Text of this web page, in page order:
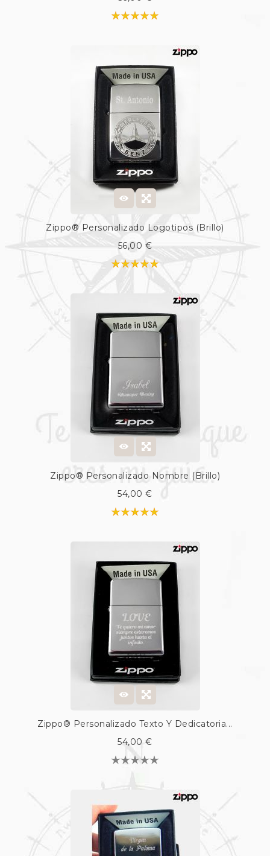
Zippo® Personalizado Logotipos (Brillo)
56,00 €
Zippo® Personalizado Nombre (Brillo)
54,00 €
Zippo® Personalizado Texto Y Dedicatoria...
54,00 €